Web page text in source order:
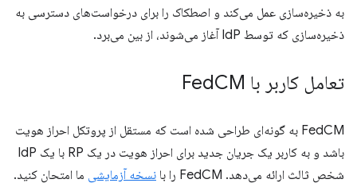
به ذخیره‌سازی عمل می‌کند و اصطکاک را برای درخواست‌های دسترسی به
ذخیره‌سازی که توسط IdP آغاز می‌شوند، از بین می‌برد.
تعامل کاربر با Fed CM
FedCM به گونه‌ای طراحی شده است که مستقل از پروتکل احراز هویت
باشد و به کاربر یک جریان جدید برای احراز هویت در یک RP با یک IdP
شخص ثالث ارائه می‌دهد. FedCM را با
نسخه آزمایشی ما امتحان کنید.